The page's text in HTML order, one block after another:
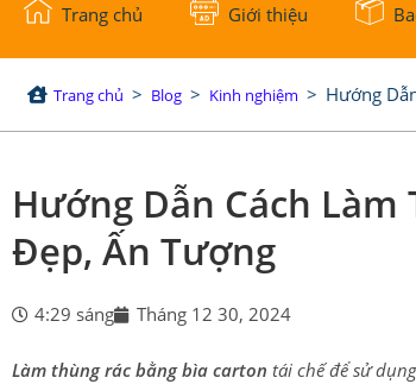
Trang chủ Giới thiệu
Trang chủ > Blog > Kinh nghiệm > Hướng
Hướng Dẫn Cách Làm
Đẹp, Ấn Tượng
4:29 sáng Tháng 12 30, 2024
Làm thùng rác bằng bìa carton tái chế để sử